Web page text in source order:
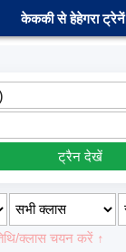
केककी से हेहेगरा ट्रेनें
ट्रैन देखें
क्लास चयन करें ↑